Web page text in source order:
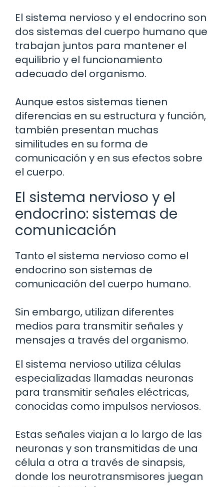
El sistema nervioso y el endocrino son
dos sistemas del cuerpo humano que
trabajan juntos para mantener el
equilibrio y el funcionamiento
adecuado del organismo.
Aunque estos sistemas tienen
diferencias en su estructura y función,
también presentan muchas
similitudes en su forma de
comunicación y en sus efectos sobre
el cuerpo.
El sistema nervioso y el
endocrino: sistemas de
comunicación
Tanto el sistema nervioso como el
endocrino son sistemas de
comunicación del cuerpo humano.
Sin embargo, utilizan diferentes
medios para transmitir señales y
mensajes a través del organismo.
El sistema nervioso utiliza células
especializadas llamadas neuronas
para transmitir señales eléctricas,
conocidas como impulsos nerviosos.
Estas señales viajan a lo largo de las
neuronas y son transmitidas de una
célula a otra a través de sinapsis,
donde los neurotransmisores juegan